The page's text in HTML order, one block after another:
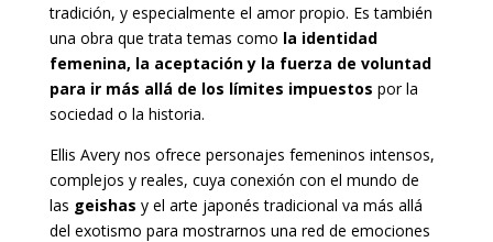
tradición, y especialmente el amor propio. Es también
una obra que trata temas como la identidad
femenina, la aceptación y la fuerza de voluntad
para ir más allá de los límites impuestos por la
sociedad o la historia.
Ellis Avery nos ofrece personajes femeninos intensos,
complejos y reales, cuya conexión con el mundo de
las geishas y el arte japonés tradicional va más allá
del exotismo para mostrarnos una red de emociones